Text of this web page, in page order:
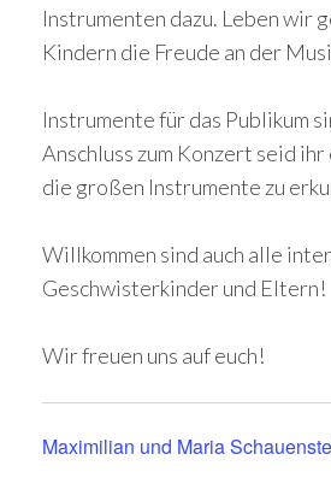
Instrumenten dazu. Leben wir
Kindern die Freude an der
Instrumente für das Publikum
Anschluss zum Konzert seid
die großen Instrumente zu
Willkommen sind auch alle
Geschwisterkinder und Eltern!
Wir freuen uns auf euch!
Maximilian und Maria